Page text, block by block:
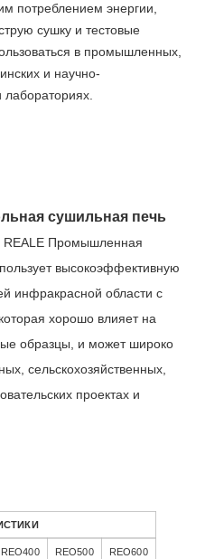
потреблением энергии,
сушку и тестовые
в промышленных,
и научно-
​​лабораториях.
сушильная печь
REALE Промышленная
высокоэффективную
инфракрасной области с
хорошо влияет на
образцы, и может широко
сельскохозяйственных,
проектах и
REO400 REO500 REO600